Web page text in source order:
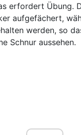
erfordert Übung.
aufgefächert,
werden, so
Schnur aussehen.